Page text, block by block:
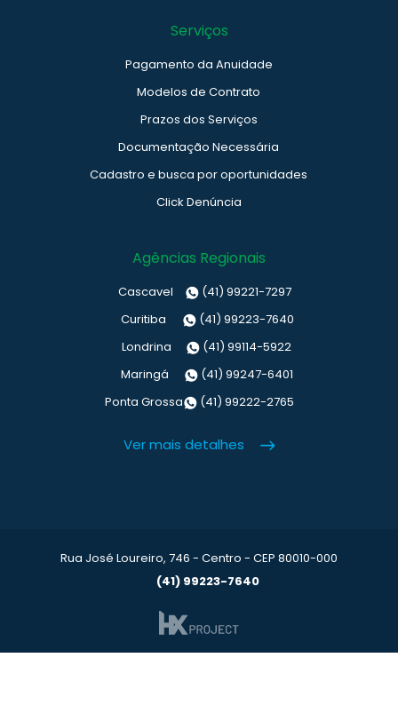
Serviços
Pagamento da Anuidade
Modelos de Contrato
Prazos dos Serviços
Documentação Necessária
Cadastro e busca por oportunidades
Click Denúncia
Agências Regionais
Cascavel
(41) 99221-7297
Curitiba
(41) 99223-7640
Londrina
(41) 99114-5922
Maringá
(41) 99247-6401
Ponta Grossa
(41) 99222-2765
Ver mais detalhes
Rua José Loureiro, 746 - Centro - CEP 80010-000
(41) 99223-7640